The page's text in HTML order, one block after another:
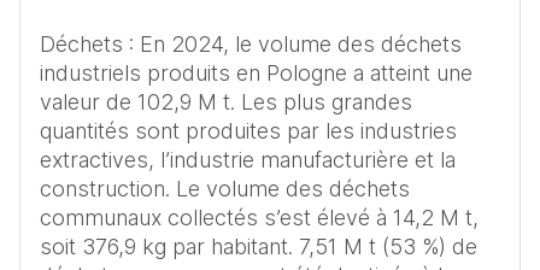
Déchets : En 2024, le volume des déchets
industriels produits en Pologne a atteint une
valeur de 102,9 M t. Les plus grandes
quantités sont produites par les industries
extractives, l’industrie manufacturière et la
construction. Le volume des déchets
communaux collectés s’est élevé à 14,2 M t,
soit 376,9 kg par habitant. 7,51 M t (53 %) de